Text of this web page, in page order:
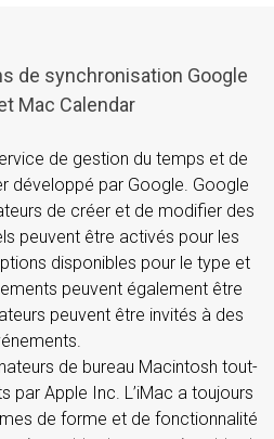
de synchronisation Google
Mac Calendar
de gestion du temps et de
développé par Google. Google
de créer et de modifier des
peuvent être activés pour les
disponibles pour le type et
peuvent également être
peuvent être invités à des
de bureau Macintosh tout-
par Apple Inc. L’iMac a toujours
de forme et de fonctionnalité